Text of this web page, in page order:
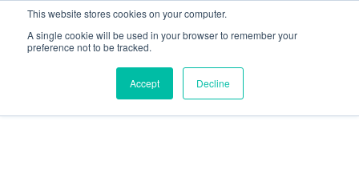
This website stores cookies on your computer.
A single cookie will be used in your browser to remember your
preference not to be tracked.
Accept Decline